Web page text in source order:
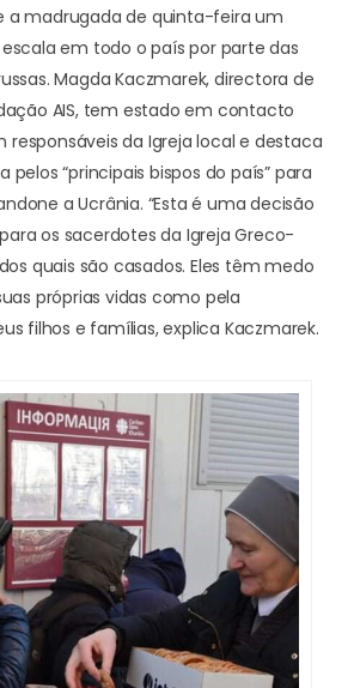
a madrugada de quinta-feira um
em todo o país por parte das
Magda Kaczmarek, directora de
AIS, tem estado em contacto
da Igreja local e destaca
“principais bispos do país” para
a Ucrânia. “Esta é uma decisão
os sacerdotes da Igreja Greco-
quais são casados. Eles têm medo
próprias vidas como pela
filhos e famílias, explica Kaczmarek.